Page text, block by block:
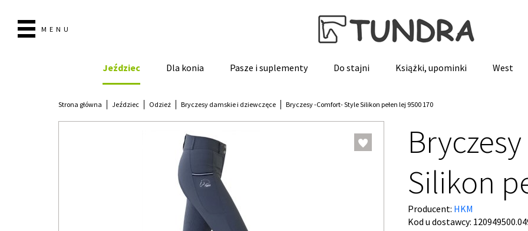
MENU
Jeździec Dla konia Pasze i suplementy Do stajni Książki, upominki West
Strona główna Jeździec Odzież Bryczesy damskie i dziewczęce Bryczesy -Comfort- Style Silikon pełen lej 9500 170
Silikon
Producent: HKM
Kod u dostawcy: